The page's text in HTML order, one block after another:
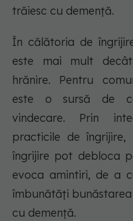
trăiesc cu demență.
În călătoria de
este mai mult
hrănire. Pentru
este o sursă de
vindecare. Prin
practicile de
îngrijire pot debloca
evoca amintiri, de a
îmbunătăți
cu demență.